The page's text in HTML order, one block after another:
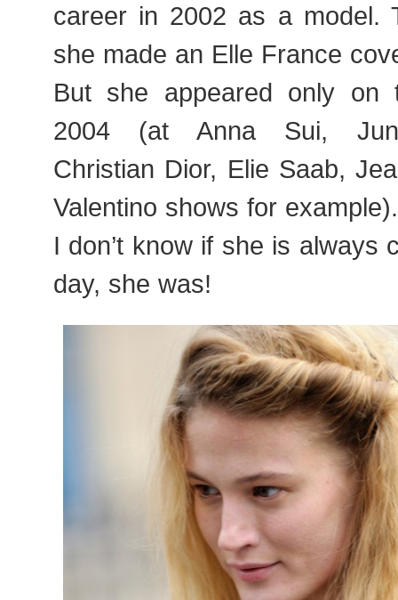
career in 2002 as a model.
she made an Elle France
But she appeared only on
2004 (at Anna Sui,
Christian Dior, Elie Saab,
Valentino shows for example).
I don’t know if she is always
day, she was!